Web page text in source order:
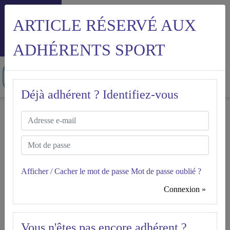
Accueil Les congés de formation
ARTICLE RÉSERVÉ AUX
ADHÉRENTS SPORT
Déjà adhérent ? Identifiez-vous
Afficher / Cacher le mot de passe Mot de passe oublié ?
Connexion »
LES CONGÉS DE
FORMATION
Date de vérification : 07.01.2026